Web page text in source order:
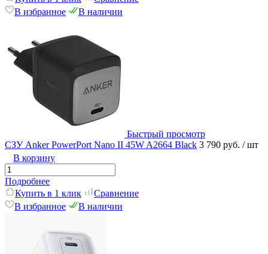
В избранное
В наличии
Быстрый просмотр
СЗУ Anker PowerPort Nano II 45W A2664 Black 3 790 руб. / шт
В корзину
Подробнее
Купить в 1 клик
Сравнение
В избранное
В наличии